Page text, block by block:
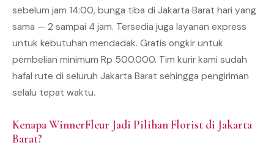
sebelum jam 14:00, bunga tiba di Jakarta Barat hari yang
sama — 2 sampai 4 jam. Tersedia juga layanan express
untuk kebutuhan mendadak. Gratis ongkir untuk
pembelian minimum Rp 500.000. Tim kurir kami sudah
hafal rute di seluruh Jakarta Barat sehingga pengiriman
selalu tepat waktu.
Kenapa WinnerFleur Jadi Pilihan Florist di Jakarta
Barat?